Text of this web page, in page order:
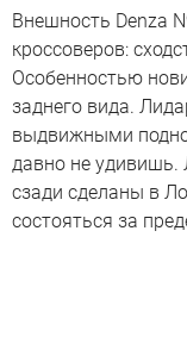
Внешность Denza
кроссоверов:
Особенностью
заднего вида.
выдвижными
давно не удивишь.
сзади сделаны в
состояться за